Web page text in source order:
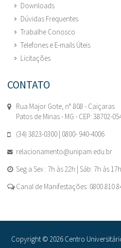
Downloads
Dúvidas Frequentes
Trabalhe Conosco
Telefones e E-mails Úteis
Licitações
CONTATO
Rua Major Gote, n° 808 - Caiçaras
Patos de Minas - MG - CEP: 38702-
(34) 3823-0300 | 0800- 940-4006
relacionamento@unipam.edu.br
Seg a Sex : 7h às 22h | Sáb: 7h às 17h
Canal de Manifestações: 0800 810
Copyright © 2026 Centro Universitário